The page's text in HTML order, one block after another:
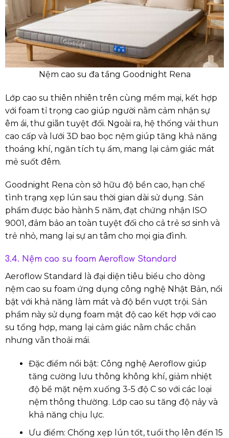
Nệm cao su đa tầng Goodnight Rena
Lớp cao su thiên nhiên trên cùng mềm mại, kết hợp
với foam tỉ trọng cao giúp người nằm cảm nhận sự
êm ái, thư giãn tuyệt đối. Ngoài ra, hệ thống vải thun
cao cấp và lưới 3D bao bọc nệm giúp tăng khả năng
thoáng khí, ngăn tích tụ ẩm, mang lại cảm giác mát
mẻ suốt đêm.
Goodnight Rena còn sở hữu độ bền cao, hạn chế
tình trạng xẹp lún sau thời gian dài sử dụng. Sản
phẩm được bảo hành 5 năm, đạt chứng nhận ISO
9001, đảm bảo an toàn tuyệt đối cho cả trẻ sơ sinh và
trẻ nhỏ, mang lại sự an tâm cho mọi gia đình.
3.4. Nệm cao su foam Aeroflow Standard
Aeroflow Standard là đại diện tiêu biểu cho dòng
nệm cao su foam ứng dụng công nghệ Nhật Bản, nổi
bật với khả năng làm mát và độ bền vượt trội. Sản
phẩm này sử dụng foam mật độ cao kết hợp với cao
su tổng hợp, mang lại cảm giác nằm chắc chắn
nhưng vẫn thoải mái.
Đặc điểm nổi bật: Công nghệ Aeroflow giúp
tăng cường lưu thông không khí, giảm nhiệt
độ bề mặt nệm xuống 3-5 độ C so với các loại
nệm thông thường. Lớp cao su tăng độ nảy và
khả năng chịu lực.
Ưu điểm: Chống xẹp lún tốt, tuổi thọ lên đến 15